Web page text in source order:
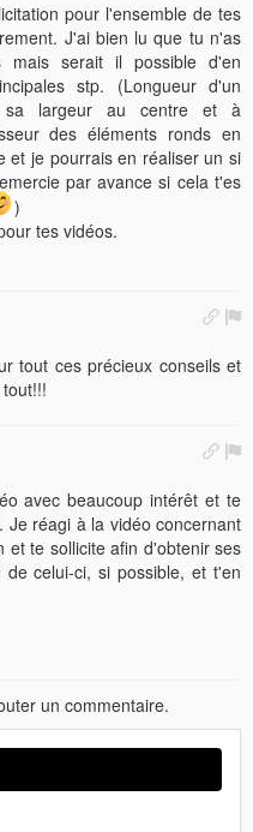
pour l'ensemble de tes
J'ai bien lu que tu n'as
serait il possible d'en
stp. (Longueur d'un
sa largeur au centre et à
des éléments ronds en
et je pourrais en réaliser un si
par avance si cela t'es
)
tes vidéos.
tout ces précieux conseils et
avec beaucoup intérêt et te
réagi à la vidéo concernant
et te sollicite afin d'obtenir ses
celui-ci, si possible, et t'en
un commentaire.